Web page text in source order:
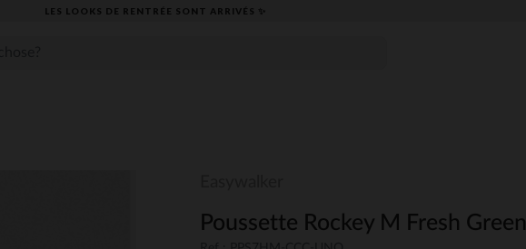
LES LOOKS DE RENTRÉE SONT ARRIVÉS ✨
Poussette Rockey M Fresh Green